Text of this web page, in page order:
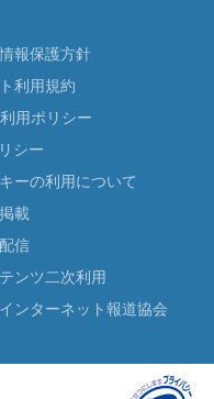
報保護方針
利用規約
用ポリシー
シー
ーの利用について
載
信
ンツ二次利用
ンターネット報道協会